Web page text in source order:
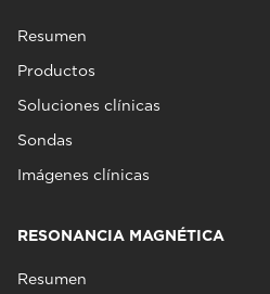
Resumen
Productos
Soluciones clínicas
Sondas
Imágenes clínicas
RESONANCIA MAGNÉTICA
Resumen